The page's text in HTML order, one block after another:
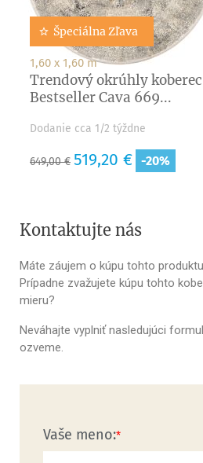
Špeciálna Zľava
1,60 x 1,60 m
Trendový okrúhly koberec
Bestseller Cava 669...
Dodanie cca 1/2 týždne
Základná
cena
649,00 € Cena
519,20 € -20%
Kontaktujte nás
Máte záujem o kúpu tohto
Prípadne zvažujete kúpu tohto
mieru?
Neváhajte vyplniť nasledujúci
ozveme.
Vaše meno: